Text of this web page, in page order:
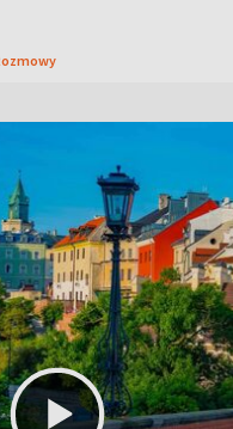
Rozmowy